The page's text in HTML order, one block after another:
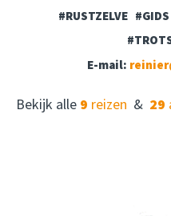
#RUSTZELVE #GIDS
E-mail:
Bekijk alle 9 reizen & 29